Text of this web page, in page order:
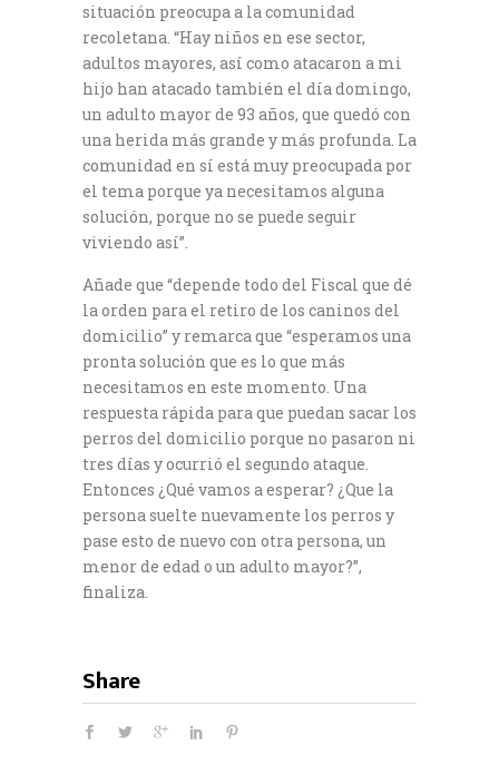
situación preocupa a la comunidad
recoletana. “Hay niños en ese sector,
adultos mayores, así como atacaron a mi
hijo han atacado también el día domingo,
un adulto mayor de 93 años, que quedó con
una herida más grande y más profunda. La
comunidad en sí está muy preocupada por
el tema porque ya necesitamos alguna
solución, porque no se puede seguir
viviendo así”.
Añade que “depende todo del Fiscal que dé
la orden para el retiro de los caninos del
domicilio” y remarca que “esperamos una
pronta solución que es lo que más
necesitamos en este momento. Una
respuesta rápida para que puedan sacar los
perros del domicilio porque no pasaron ni
tres días y ocurrió el segundo ataque.
Entonces ¿Qué vamos a esperar? ¿Que la
persona suelte nuevamente los perros y
pase esto de nuevo con otra persona, un
menor de edad o un adulto mayor?”,
finaliza.
Share